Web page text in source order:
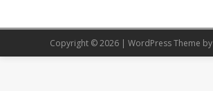
Copyright © 2026 | WordPress Theme by